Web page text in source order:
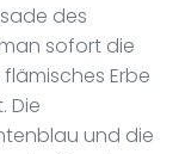
des
sofort die
Erbe
Die
und die